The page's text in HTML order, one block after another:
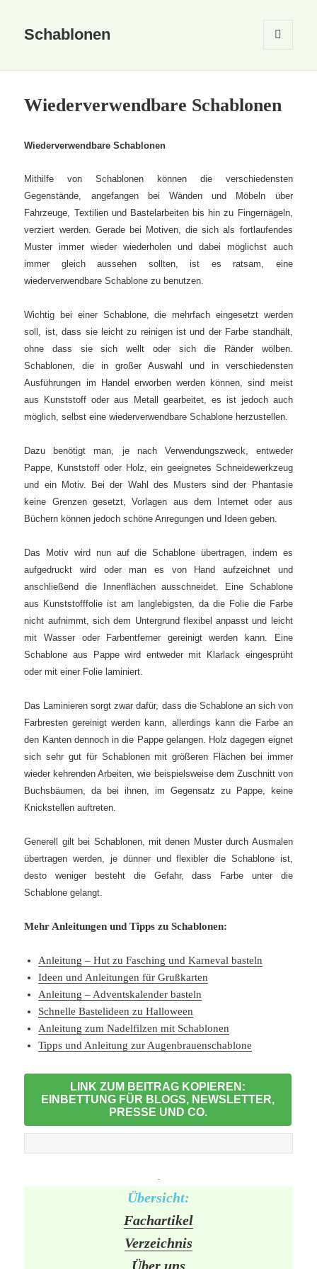
Schablonen
WIDGETS
Wiederverwendbare Schablonen
Wiederverwendbare Schablonen
Mithilfe von Schablonen können die verschiedensten
Gegenstände, angefangen bei Wänden und Möbeln über
Fahrzeuge, Textilien und Bastelarbeiten bis hin zu Fingernägeln,
verziert werden. Gerade bei Motiven, die sich als fortlaufendes
Muster immer wieder wiederholen und dabei möglichst auch
immer gleich aussehen sollten, ist es ratsam, eine
wiederverwendbare Schablone zu benutzen.
Wichtig bei einer Schablone, die mehrfach eingesetzt werden
soll, ist, dass sie leicht zu reinigen ist und der Farbe standhält,
ohne dass sie sich wellt oder sich die Ränder wölben.
Schablonen, die in großer Auswahl und in verschiedensten
Ausführungen im Handel erworben werden können, sind meist
aus Kunststoff oder aus Metall gearbeitet, es ist jedoch auch
möglich, selbst eine wiederverwendbare Schablone herzustellen.
Dazu benötigt man, je nach Verwendungszweck, entweder
Pappe, Kunststoff oder Holz, ein geeignetes Schneidewerkzeug
und ein Motiv. Bei der Wahl des Musters sind der Phantasie
keine Grenzen gesetzt, Vorlagen aus dem Internet oder aus
Büchern können jedoch schöne Anregungen und Ideen geben.
Das Motiv wird nun auf die Schablone übertragen, indem es
aufgedruckt wird oder man es von Hand aufzeichnet und
anschließend die Innenflächen ausschneidet. Eine Schablone
aus Kunststofffolie ist am langlebigsten, da die Folie die Farbe
nicht aufnimmt, sich dem Untergrund flexibel anpasst und leicht
mit Wasser oder Farbentferner gereinigt werden kann. Eine
Schablone aus Pappe wird entweder mit Klarlack eingesprüht
oder mit einer Folie laminiert.
Das Laminieren sorgt zwar dafür, dass die Schablone an sich von
Farbresten gereinigt werden kann, allerdings kann die Farbe an
den Kanten dennoch in die Pappe gelangen. Holz dagegen eignet
sich sehr gut für Schablonen mit größeren Flächen bei immer
wieder kehrenden Arbeiten, wie beispielsweise dem Zuschnitt von
Buchsbäumen, da bei ihnen, im Gegensatz zu Pappe, keine
Knickstellen auftreten.
Generell gilt bei Schablonen, mit denen Muster durch Ausmalen
übertragen werden, je dünner und flexibler die Schablone ist,
desto weniger besteht die Gefahr, dass Farbe unter die
Schablone gelangt.
Mehr Anleitungen und Tipps zu Schablonen:
Anleitung – Hut zu Fasching und Karneval basteln
Ideen und Anleitungen für Grußkarten
Anleitung – Adventskalender basteln
Schnelle Bastelideen zu Halloween
Anleitung zum Nadelfilzen mit Schablonen
Tipps und Anleitung zur Augenbrauenschablone
LINK ZUM BEITRAG KOPIEREN:
EINBETTUNG FÜR BLOGS, NEWSLETTER,
PRESSE UND CO.
-
Übersicht:
Fachartikel
Verzeichnis
Über uns